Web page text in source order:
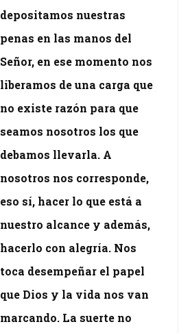
depositamos nuestras
penas en las manos del
Señor, en ese momento nos
liberamos de una carga que
no existe razón para que
seamos nosotros los que
debamos llevarla. A
nosotros nos corresponde,
eso sí, hacer lo que está a
nuestro alcance y además,
hacerlo con alegría. Nos
toca desempeñar el papel
que Dios y la vida nos van
marcando. La suerte no